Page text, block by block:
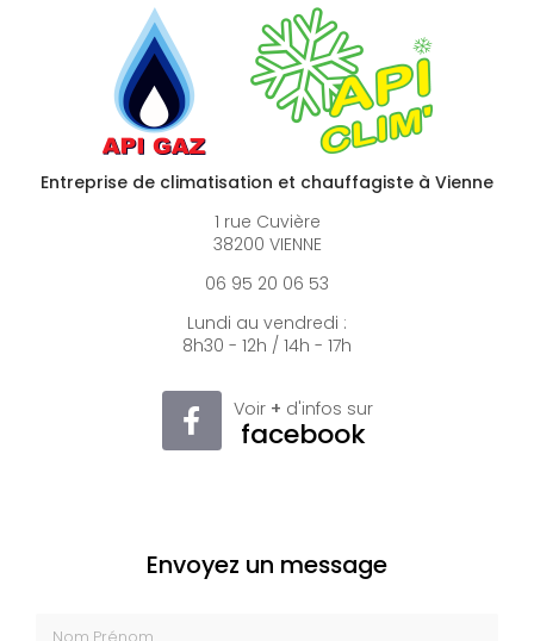
Entreprise de climatisation et chauffagiste à Vienne
1 rue Cuvière
38200 VIENNE
06 95 20 06 53
Lundi au vendredi :
8h30 - 12h / 14h - 17h
Voir + d'infos sur
facebook
Envoyez un message